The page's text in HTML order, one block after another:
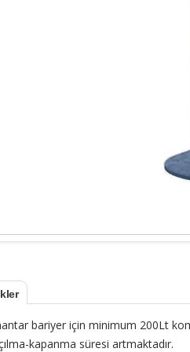
bariyer için minimum 200Lt
kapanma süresi artmaktadır.